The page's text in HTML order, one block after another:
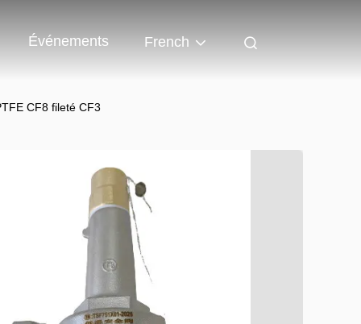
Événements French
CF8 fileté CF3